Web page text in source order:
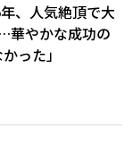
、人気絶頂で大
華やかな成功の
った」